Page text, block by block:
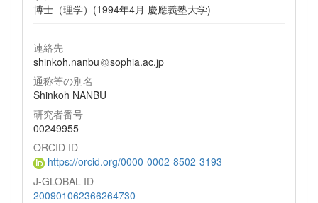
博士（理学）(1994年4月 慶應義塾大学)
連絡先
shinkoh.nanbu
sophia.ac.jp
通称等の別名
Shinkoh NANBU
研究者番号
00249955
ORCID ID
https://orcid.org/0000-0002-8502-3193
J-GLOBAL ID
200901062366264730